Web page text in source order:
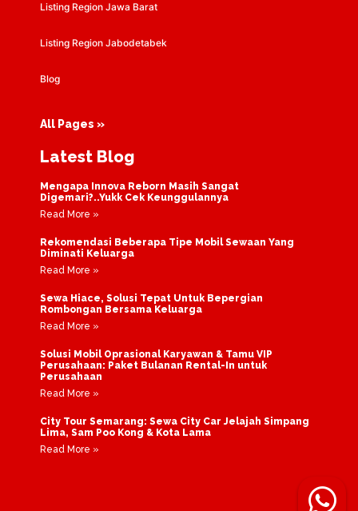
Listing Region Jawa Barat
Listing Region Jabodetabek
Blog
All Pages »
Latest Blog
Mengapa Innova Reborn Masih Sangat
Digemari?..Yukk Cek Keunggulannya
Read More »
Rekomendasi Beberapa Tipe Mobil Sewaan Yang
Diminati Keluarga
Read More »
Sewa Hiace, Solusi Tepat Untuk Bepergian
Rombongan Bersama Keluarga
Read More »
Solusi Mobil Oprasional Karyawan & Tamu VIP
Perusahaan: Paket Bulanan Rental-In untuk
Perusahaan
Read More »
City Tour Semarang: Sewa City Car Jelajah Simpang
Lima, Sam Poo Kong & Kota Lama
Read More »